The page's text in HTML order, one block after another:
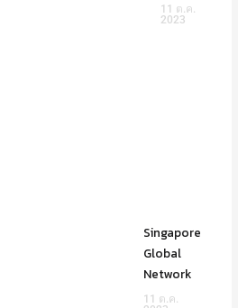
11 ต.ค.
2023
Singapore
Global
Network
11 ต.ค.